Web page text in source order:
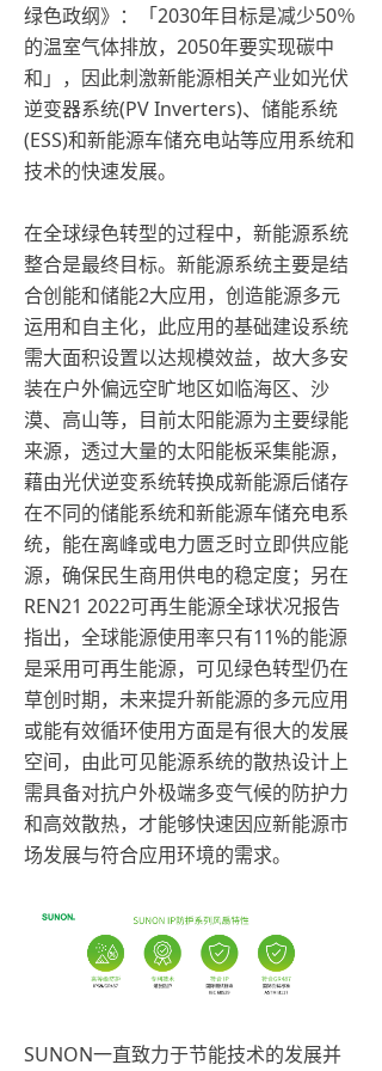
绿色政纲》：「2030年目标是减少50％
的温室气体排放，2050年要实现碳中
和」，因此刺激新能源相关产业如光伏
逆变器系统(PV Inverters)、储能系统
(ESS)和新能源车储充电站等应用系统和
技术的快速发展。
在全球绿色转型的过程中，新能源系统
整合是最终目标。新能源系统主要是结
合创能和储能2大应用，创造能源多元
运用和自主化，此应用的基础建设系统
需大面积设置以达规模效益，故大多安
装在户外偏远空旷地区如临海区、沙
漠、高山等，目前太阳能源为主要绿能
来源，透过大量的太阳能板采集能源，
藉由光伏逆变系统转换成新能源后储存
在不同的储能系统和新能源车储充电系
统，能在离峰或电力匮乏时立即供应能
源，确保民生商用供电的稳定度；另在
REN21 2022可再生能源全球状况报告
指出，全球能源使用率只有11%的能源
是采用可再生能源，可见绿色转型仍在
草创时期，未来提升新能源的多元应用
或能有效循环使用方面是有很大的发展
空间，由此可见能源系统的散热设计上
需具备对抗户外极端多变气候的防护力
和高效散热，才能够快速因应新能源市
场发展与符合应用环境的需求。
SUNON一直致力于节能技术的发展并